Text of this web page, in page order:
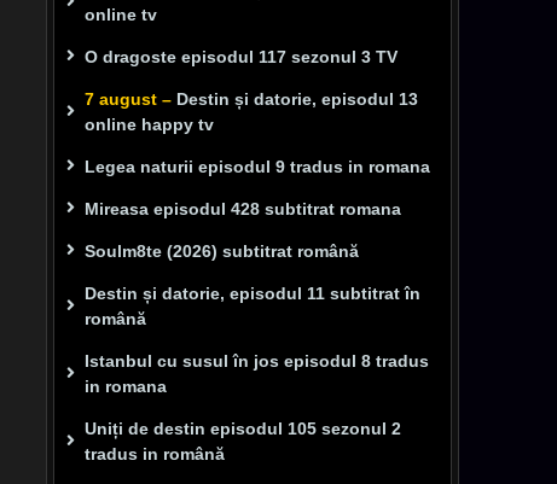
online tv
O dragoste episodul 117 sezonul 3 TV
7 august – Destin și datorie, episodul 13
online happy tv
Legea naturii episodul 9 tradus in romana
Mireasa episodul 428 subtitrat romana
Soulm8te (2026) subtitrat română
Destin și datorie, episodul 11 subtitrat în
română
Istanbul cu susul în jos episodul 8 tradus
in romana
Uniți de destin episodul 105 sezonul 2
tradus in română